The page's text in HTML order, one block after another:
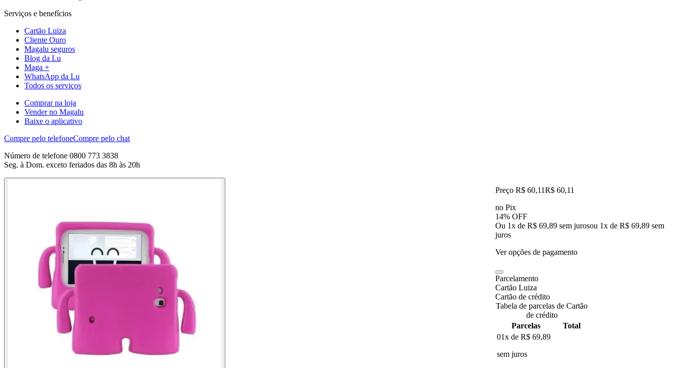
Serviços e benefícios
Cartão Luiza
Cliente Ouro
Magalu seguros
Blog da Lu
Maga +
WhatsApp da Lu
Todos os serviços
Comprar na loja
Vender no Magalu
Baixe o aplicativo
Compre pelo telefoneCompre pelo chat
Número de telefone 0800 773 3838
Seg. à Dom. exceto feriados das 8h às 20h
Preço R$ 60,11R$ 60,11
no Pix
14% OFF
Ou 1x de R$ 69,89 sem jurosou 1x de R$ 69,89 sem
juros
Ver opções de pagamento
Parcelamento
Cartão Luiza
Cartão de crédito
Tabela de parcelas de Cartão
de crédito
Parcelas
Total
01x de R$ 69,89
sem juros